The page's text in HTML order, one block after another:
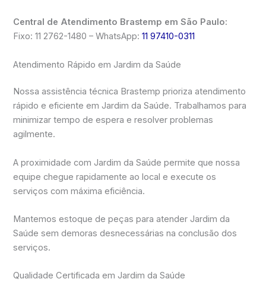
Central de Atendimento Brastemp em São Paulo:
Fixo: 11 2762-1480 – WhatsApp:11 97410-0311
Atendimento Rápido em Jardim da Saúde
Nossa assistência técnica Brastemp prioriza atendimento
rápido e eficiente em Jardim da Saúde. Trabalhamos para
minimizar tempo de espera e resolver problemas
agilmente.
A proximidade com Jardim da Saúde permite que nossa
equipe chegue rapidamente ao local e execute os
serviços com máxima eficiência.
Mantemos estoque de peças para atender Jardim da
Saúde sem demoras desnecessárias na conclusão dos
serviços.
Qualidade Certificada em Jardim da Saúde